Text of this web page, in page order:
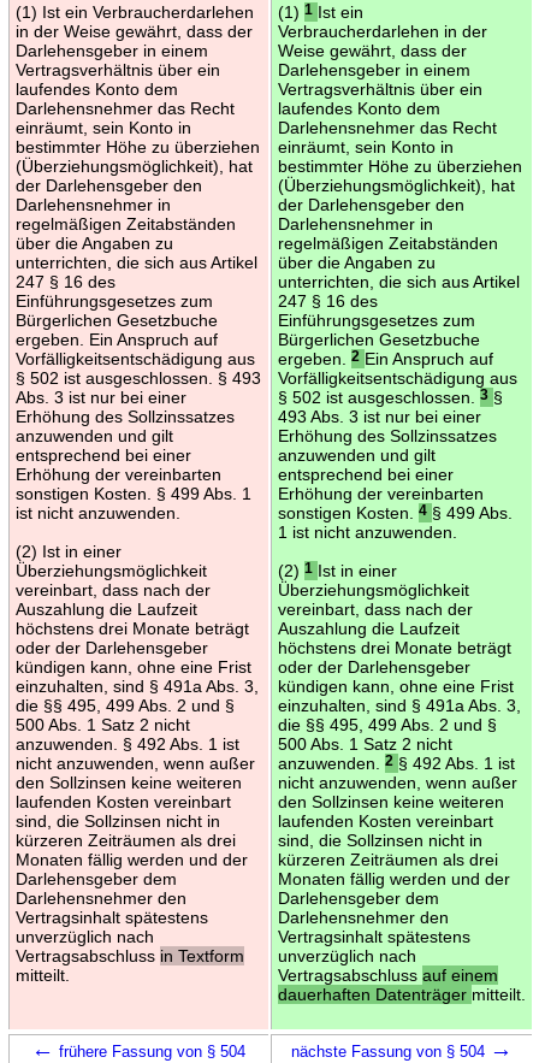
(1) Ist ein Verbraucherdarlehen
in der Weise gewährt, dass der
Darlehensgeber in einem
Vertragsverhältnis über ein
laufendes Konto dem
Darlehensnehmer das Recht
einräumt, sein Konto in
bestimmter Höhe zu überziehen
(Überziehungsmöglichkeit), hat
der Darlehensgeber den
Darlehensnehmer in
regelmäßigen Zeitabständen
über die Angaben zu
unterrichten, die sich aus Artikel
247 § 16 des
Einführungsgesetzes zum
Bürgerlichen Gesetzbuche
ergeben. Ein Anspruch auf
Vorfälligkeitsentschädigung aus
§ 502 ist ausgeschlossen. § 493
Abs. 3 ist nur bei einer
Erhöhung des Sollzinssatzes
anzuwenden und gilt
entsprechend bei einer
Erhöhung der vereinbarten
sonstigen Kosten. § 499 Abs. 1
ist nicht anzuwenden.
(2) Ist in einer
Überziehungsmöglichkeit
vereinbart, dass nach der
Auszahlung die Laufzeit
höchstens drei Monate beträgt
oder der Darlehensgeber
kündigen kann, ohne eine Frist
einzuhalten, sind § 491a Abs. 3,
die §§ 495, 499 Abs. 2 und §
500 Abs. 1 Satz 2 nicht
anzuwenden. § 492 Abs. 1 ist
nicht anzuwenden, wenn außer
den Sollzinsen keine weiteren
laufenden Kosten vereinbart
sind, die Sollzinsen nicht in
kürzeren Zeiträumen als drei
Monaten fällig werden und der
Darlehensgeber dem
Darlehensnehmer den
Vertragsinhalt spätestens
unverzüglich nach
Vertragsabschluss in Textform
mitteilt.
(1) 1 Ist ein
Verbraucherdarlehen in der
Weise gewährt, dass der
Darlehensgeber in einem
Vertragsverhältnis über ein
laufendes Konto dem
Darlehensnehmer das Recht
einräumt, sein Konto in
bestimmter Höhe zu überziehen
(Überziehungsmöglichkeit), hat
der Darlehensgeber den
Darlehensnehmer in
regelmäßigen Zeitabständen
über die Angaben zu
unterrichten, die sich aus Artikel
247 § 16 des
Einführungsgesetzes zum
Bürgerlichen Gesetzbuche
ergeben.
2 Ein Anspruch auf
Vorfälligkeitsentschädigung aus
§ 502 ist ausgeschlossen.
3 §
493 Abs. 3 ist nur bei einer
Erhöhung des Sollzinssatzes
anzuwenden und gilt
entsprechend bei einer
Erhöhung der vereinbarten
sonstigen Kosten.
4 § 499 Abs.
1 ist nicht anzuwenden.
(2) 1 Ist in einer
Überziehungsmöglichkeit
vereinbart, dass nach der
Auszahlung die Laufzeit
höchstens drei Monate beträgt
oder der Darlehensgeber
kündigen kann, ohne eine Frist
einzuhalten, sind § 491a Abs. 3,
die §§ 495, 499 Abs. 2 und §
500 Abs. 1 Satz 2 nicht
anzuwenden.
2 § 492 Abs. 1 ist
nicht anzuwenden, wenn außer
den Sollzinsen keine weiteren
laufenden Kosten vereinbart
sind, die Sollzinsen nicht in
kürzeren Zeiträumen als drei
Monaten fällig werden und der
Darlehensgeber dem
Darlehensnehmer den
Vertragsinhalt spätestens
unverzüglich nach
Vertragsabschluss auf einem
dauerhaften Datenträger mitteilt.
← frühere Fassung von § 504 nächste Fassung von § 504 →